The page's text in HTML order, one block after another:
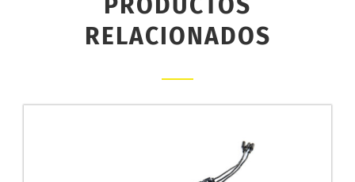
RELACIONADOS